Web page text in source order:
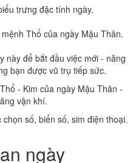
trưng đặc tính ngày.
Thổ của ngày Mậu Thân.
này để bắt đầu việc mới - năng
bạn được vũ trụ tiếp sức.
- Kim của ngày Mậu Thân -
vận khí.
chọn số, biển số, sim điện thoại.
ngày